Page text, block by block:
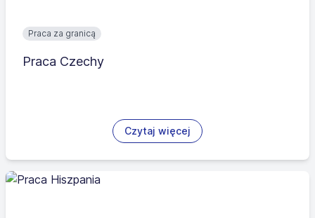
Praca za granicą
Praca Czechy
Czytaj więcej